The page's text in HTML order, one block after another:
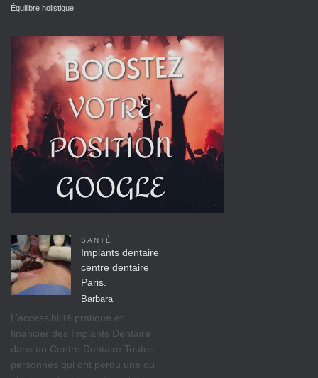
Équilibre holistique
SANTÉ
Implants dentaire
centre dentaire
Paris.
Barbara
L’accessibilité pratique et
financier des Implants Dentaire
dans un Centre Dentaire Toutes
personnes qui ont perdu une ou